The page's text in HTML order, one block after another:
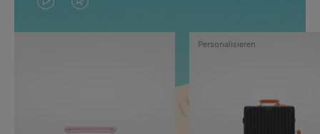
DAS
VIDEO
VIDEO
IST
Personalisieren